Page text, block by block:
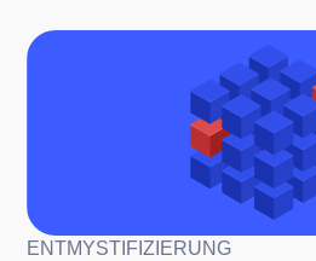
ENTMYSTIFIZIERUNG